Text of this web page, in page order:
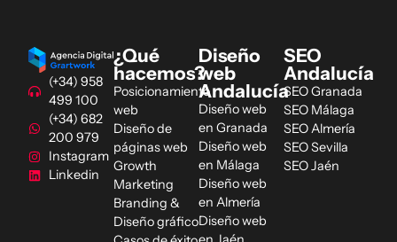
(+34) 958
499 100
(+34) 682
200 979
Instagram
Linkedin
¿Qué
hacemos?
Posicionamiento
web
Diseño de
páginas web
Growth
Marketing
Branding &
Diseño gráfico
Diseño
web
Andalucía
Diseño web
en Granada
Diseño web
en Málaga
Diseño web
en Almería
Diseño web
SEO
Andalucía
SEO Granada
SEO Málaga
SEO Almería
SEO Sevilla
SEO Jaén